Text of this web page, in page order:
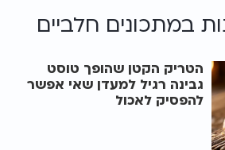
במתכונים חלביים
הטריק הקטן שהופך טוסט
גבינה רגיל למעדן שאי אפשר
להפסיק לאכול